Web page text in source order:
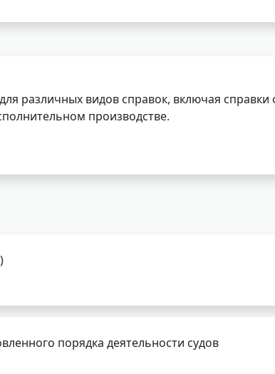
различных видов справок, включая справки
производстве.
порядка деятельности судов